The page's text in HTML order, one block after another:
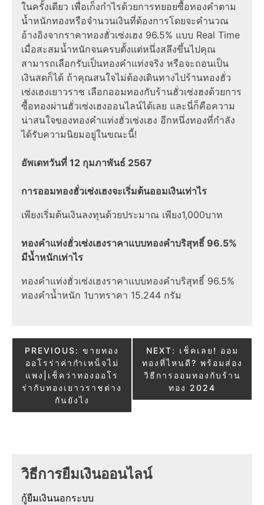
ในครั้งเดียว เพื่อเก็งกำไรด้วยการทยอยซื้อทองคำตาม
น้ำหนักทองหรือจำนวนเงินที่ต้องการโดยจะคำนวณ
อ้างอิงจากราคาทองฮั่วเซ่งเฮง 96.5% แบบ Real Time
เมื่อสะสมน้ำหนักจนครบตั้งแต่หนึ่งสลึงขึ้นไปคุณ
สามารถเลือกรับเป็นทองคำแท่งจริง หรือจะถอนเป็น
เงินสดก็ได้ ถ้าคุณสนใจไม่ต้องเดินทางไปร้านทองฮั่ว
เซ่งเฮงเยาวราช เลือกออมทองกับร้านฮั่วเซ่งฮงด้วยการ
ซื้อทองผ่านฮั่วเซ่งเฮงออนไลน์ได้เลย และนี่ก็คือความ
น่าสนใจของทองคำแท่งฮั่วเซ่งเฮง อีกหนึ่งทองที่กำลัง
ได้รับความนิยมอยู่ในขณะนี้!
อัพเดทวันที่ 12 กุมภาพันธ์ 2567
การออมทองฮั่วเซ่งเฮงจะเริ่มต้นออมเงินเท่าไร
เพียงเริ่มต้นเงินลงทุนด้วยประมาณ เพียง1,000บาท
ทองคําแท่งฮั่วเซ่งเฮงราคาแบบทองคำบริสุทธิ์ 96.5%
มีน้ำหนักเท่าไร
ทองคําแท่งฮั่วเซ่งเฮงราคาแบบทองคำบริสุทธิ์ 96.5%
ทองคำน้ำหนัก 1บาทราคา 15.244 กรัม
Post
navigation
PREVIOUS: ขายทอง
ออโรร่าค่ากำเหน็จไม่
แพง|เช็คว่าทองออโร
ร่ากับทองเยาวราชต่าง
กันยังไง
NEXT: เช็คเลย! ออม
ทองที่ไหนดี? พร้อมส่อง
วิธีการออมทองกับร้าน
ทอง 2024
วิธีการยืมเงินออนไลน์
กู้ยืมเงินนอกระบบ